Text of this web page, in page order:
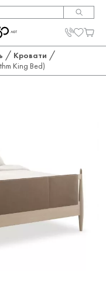
/ Кровати /
King Bed)